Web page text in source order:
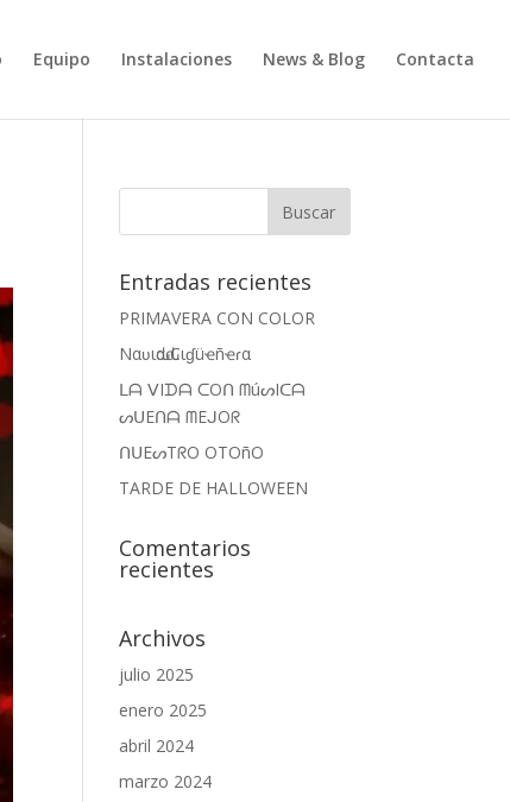
Equipo Instalaciones News & Blog Contacta
Entradas recientes
PRIMAVERA CON COLOR
Nαʋιԃαԃ Cιɠüҽñҽɾα
ᒪᗩ ᐯIᗪᗩ ᑕOᑎ ᗰúᔕIᑕᗩ
ᔕᑌEᑎᗩ ᗰEᒍOᖇ
ᑎᑌEᔕTᖇO OTOñO
TARDE DE HALLOWEEN
Comentarios
recientes
Archivos
julio 2025
enero 2025
abril 2024
marzo 2024